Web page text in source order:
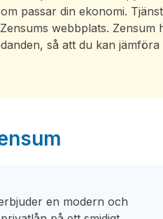
passar din ekonomi.
webbplats.
så att du kan
en modern och